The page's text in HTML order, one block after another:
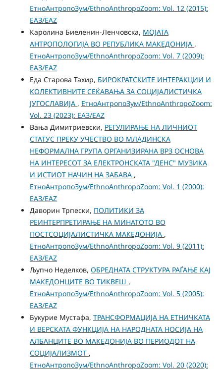
ЕтноАнтропоЗум/EthnoAnthropoZoom: Vol. 12 (2015):
ЕАЗ/EAZ
Каролина Биеленин-Ленчовска, МОЈАТА
АНТРОПОЛОГИЈА ВО РЕПУБЛИКА МАКЕДОНИЈА ,
ЕтноАнтропоЗум/EthnoAnthropoZoom: Vol. 7 (2009):
ЕАЗ/EAZ
Еда Старова Тахир, БИРОКРАТСКИТЕ ИНТЕРАКЦИИ И
КОЛЕКТИВНИТЕ СЕЌАВАЊА ЗА СОЦИЈАЛИСТИЧКА
ЈУГОСЛАВИЈА , ЕтноАнтропоЗум/EthnoAnthropoZoom:
Vol. 23 (2023): ЕАЗ/EAZ
Вања Димитриевски, РЕГУЛИРАЊЕ НА ЛИЧНИОТ
СТАТУС ПРЕКУ УЧЕСТВО ВО МЛАДИНСКА
НЕФОРМАЛНА ГРУПА ОРГАНИЗИРАНА ВРЗ ОСНОВА
НА ИНТЕРЕСОТ ЗА ЕЛЕКТРОНСКАТА "ДЕНС" МУЗИКА
И ИСТИОТ НАЧИН НА ЗАБАВА ,
ЕтноАнтропоЗум/EthnoAnthropoZoom: Vol. 1 (2000):
ЕАЗ/EAZ
Даворин Трпески, ПОЛИТИКИ ЗА
РЕИНТЕРПРЕТИРАЊЕ НА МИНАТОТО ВО
ПОСТСОЦИЈАЛИСТИЧКА МАКЕДОНИЈА ,
ЕтноАнтропоЗум/EthnoAnthropoZoom: Vol. 9 (2011):
ЕАЗ/EAZ
Љупчо Неделков, ОБРЕДНАТА СТРУКТУРА РАЃАЊЕ КАЈ
МАКЕДОНЦИТЕ ВО ТИКВЕШ ,
ЕтноАнтропоЗум/EthnoAnthropoZoom: Vol. 5 (2005):
ЕАЗ/EAZ
Букурие Мустафа, ТРАНСФОРМАЦИЈА НА ЕТНИЧКАТА
И ВЕРСКАТА ФУНКЦИЈА НА НАРОДНАТА НОСИЈА НА
АЛБАНЦИТЕ ВО МАКЕДОНИЈА ВО ПЕРИОДОТ НА
СОЦИЈАЛИЗМОТ ,
ЕтноАнтропоЗум/EthnoAnthropoZoom: Vol. 20 (2020):